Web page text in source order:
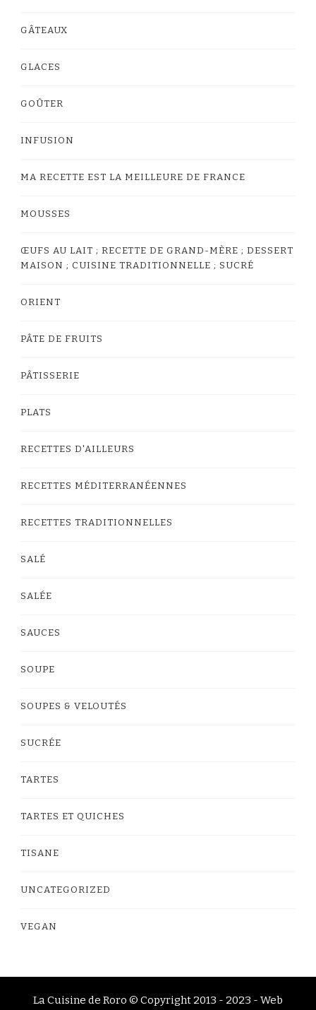
GÂTEAUX
GLACES
GOÛTER
INFUSION
MA RECETTE EST LA MEILLEURE DE FRANCE
MOUSSES
ŒUFS AU LAIT ; RECETTE DE GRAND-MÈRE ; DESSERT
MAISON ; CUISINE TRADITIONNELLE ; SUCRÉ
ORIENT
PÂTE DE FRUITS
PÂTISSERIE
PLATS
RECETTES D'AILLEURS
RECETTES MÉDITERRANÉENNES
RECETTES TRADITIONNELLES
SALÉ
SALÉE
SAUCES
SOUPE
SOUPES & VELOUTÉS
SUCRÉE
TARTES
TARTES ET QUICHES
TISANE
UNCATEGORIZED
VEGAN
La Cuisine de Roro © Copyright 2013 - 2023 - Web